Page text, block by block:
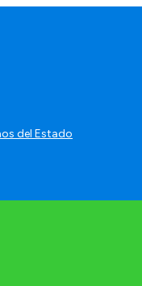
del Estado